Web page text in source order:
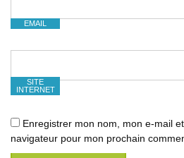
EMAIL
SITE
INTERNET
Enregistrer mon nom, mon e-mail
navigateur pour mon prochain